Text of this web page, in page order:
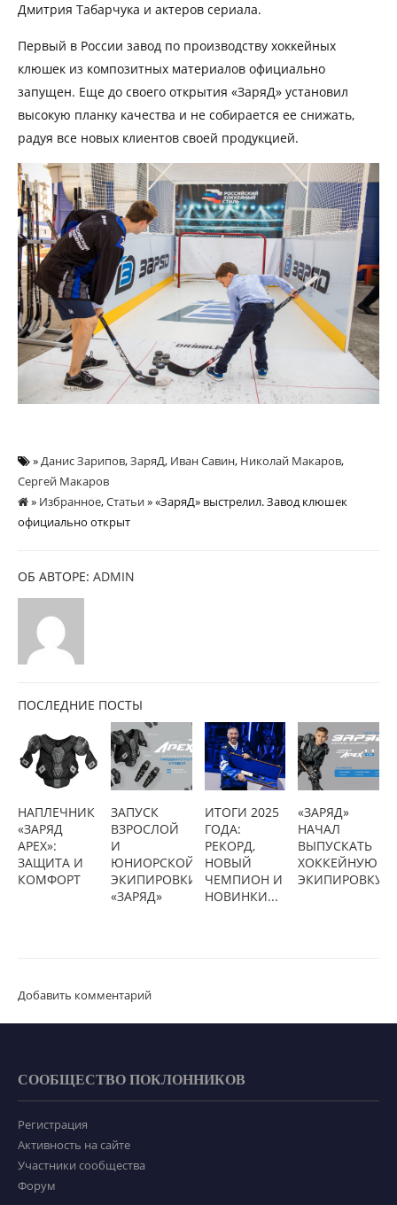
Дмитрия Табарчука и актеров сериала.
Первый в России завод по производству хоккейных
клюшек из композитных материалов официально
запущен. Еще до своего открытия «ЗаряД» установил
высокую планку качества и не собирается ее снижать,
радуя все новых клиентов своей продукцией.
»Данис Зарипов,ЗаряД, Иван Савин, Николай Макаров,
Сергей Макаров
» Избранное,Статьи» «ЗаряД» выстрелил. Завод клюшек
официально открыт
ОБ АВТОРЕ: ADMIN
ПОСЛЕДНИЕ ПОСТЫ
НАПЛЕЧНИК
«ЗАРЯД
APEX»:
ЗАЩИТА И
КОМФОРТ
ЗАПУСК
ВЗРОСЛОЙ
И
ЮНИОРСКОЙ
ЭКИПИРОВКИ
«ЗАРЯД»
ИТОГИ 2025
ГОДА:
РЕКОРД,
НОВЫЙ
ЧЕМПИОН И
НОВИНКИ...
«ЗАРЯД»
НАЧАЛ
ВЫПУСКАТЬ
ХОККЕЙНУЮ
ЭКИПИРОВКУ
Добавить комментарий
СООБЩЕСТВО ПОКЛОННИКОВ
Регистрация
Активность на сайте
Участники сообщества
Форум